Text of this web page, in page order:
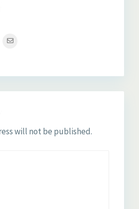
will not be published.